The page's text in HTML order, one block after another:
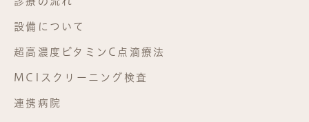
設備について
超高濃度ビタミンC点滴療法
MCIスクリーニング検査
連携病院